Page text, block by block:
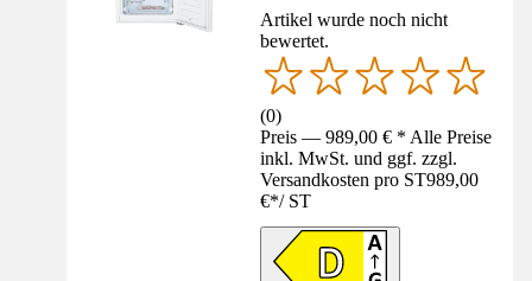
Artikel wurde noch nicht
bewertet.
(0)
Preis — 989,00 € * Alle Preise
inkl. MwSt. und ggf. zzgl.
Versandkosten pro ST989,00
€*/ ST